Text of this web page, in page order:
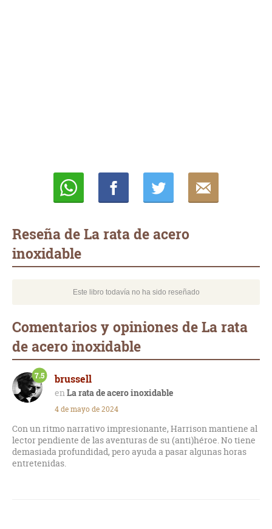
Reseña de La rata de acero
inoxidable
Este libro todavía no ha sido reseñado
Comentarios y opiniones de La rata
de acero inoxidable
brussell
La rata de acero inoxidable
7.5
4 de mayo de 2024
Con un ritmo narrativo impresionante, Harrison mantiene al
lector pendiente de las aventuras de su (anti)héroe. No tiene
demasiada profundidad, pero ayuda a pasar algunas horas
entretenidas.